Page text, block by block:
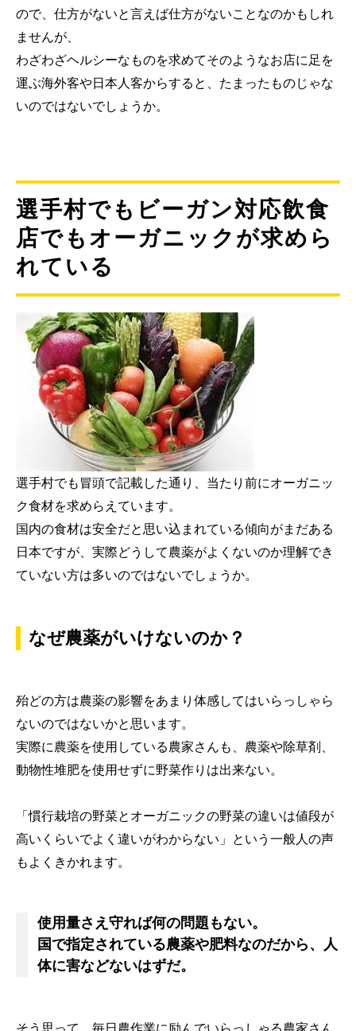
ので、仕方がないと言えば仕方がないことなのかもしれ
ませんが、
わざわざヘルシーなものを求めてそのようなお店に足を
運ぶ海外客や日本人客からすると、たまったものじゃな
いのではないでしょうか。
選手村でもビーガン対応飲食
店でもオーガニックが求めら
れている
選手村でも冒頭で記載した通り、当たり前にオーガニッ
ク食材を求めらえています。
国内の食材は安全だと思い込まれている傾向がまだある
日本ですが、実際どうして農薬がよくないのか理解でき
ていない方は多いのではないでしょうか。
なぜ農薬がいけないのか？
殆どの方は農薬の影響をあまり体感してはいらっしゃら
ないのではないかと思います。
実際に農薬を使用している農家さんも、農薬や除草剤、
動物性堆肥を使用せずに野菜作りは出来ない。
「慣行栽培の野菜とオーガニックの野菜の違いは値段が
高いくらいでよく違いがわからない」という一般人の声
もよくきかれます。
使用量さえ守れば何の問題もない。
国で指定されている農薬や肥料なのだから、人
体に害などないはずだ。